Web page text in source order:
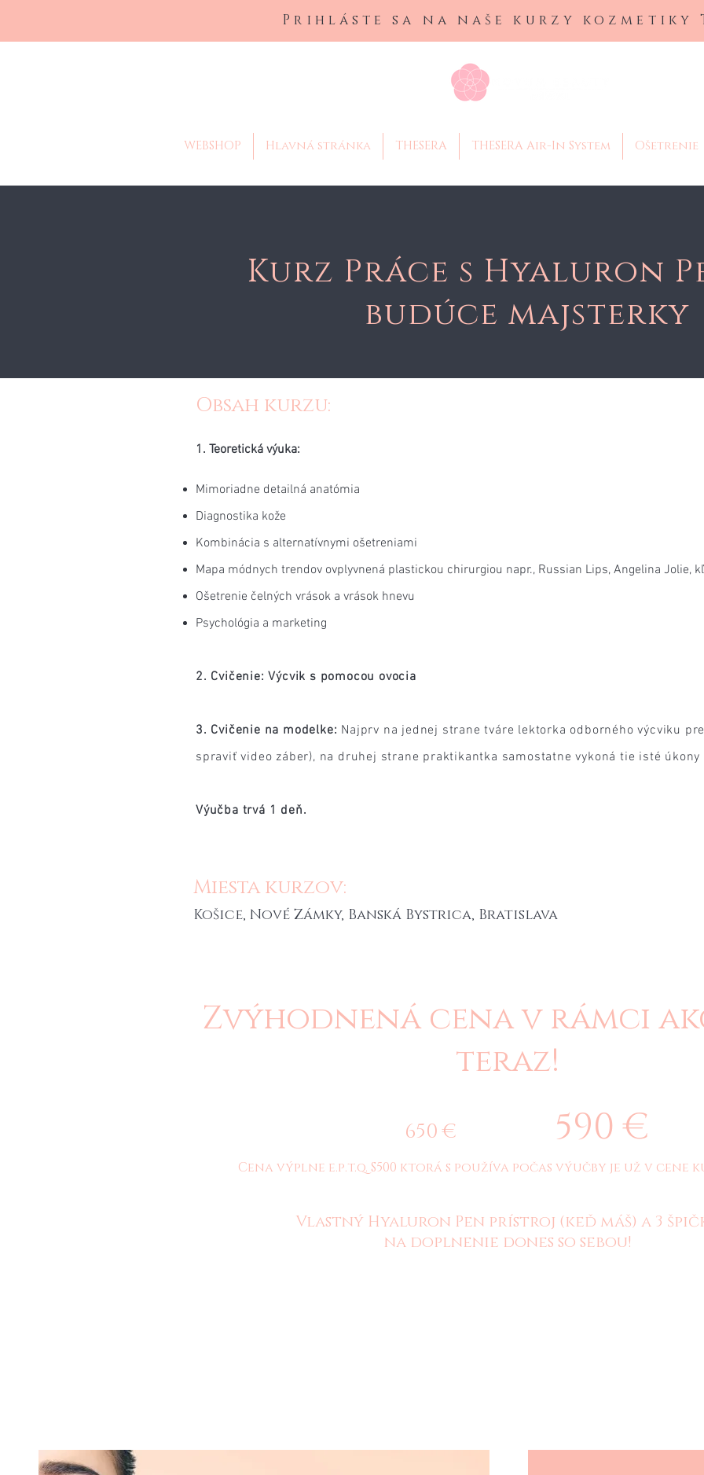
Prihláste sa na naše kurzy kozmetiky
WEBSHOP Hlavná stránka THESERA THESERA Air-In System Ošetrenie
Kurz Práce s Hyaluron
budúce majsterky
Obsah kurzu:
1. Teoretická výuka:
Mimoriadne detailná anatómia
Diagnostika kože
Kombinácia s alternatívnymi ošetreniami
Mapa módnych trendov ovplyvnená plastickou chirurgiou napr., Russian Lips, Angelina Jolie,
Ošetrenie čelných vrások a vrások hnevu
Psychológia a marketing
2. Cvičenie: Výcvik s pomocou ovocia
3. Cvičenie na modelke: Najprv na jednej strane tváre lektorka odborného výcviku
spraviť video záber), na druhej strane praktikantka samostatne vykoná tie isté úkony
Výučba trvá 1 deň.
Miesta kurzov:
Košice, Nové Zámky, Banská Bystrica, Bratislava
Zvýhodnená cena v rámci
teraz!
650 € 590 €
Cena výplne e.p.t.q. S500 ktorá s používa počas výučby je už v cene
Vlastný Hyaluron Pen prístroj (keď máš) a 3
na doplnenie dones so sebou!